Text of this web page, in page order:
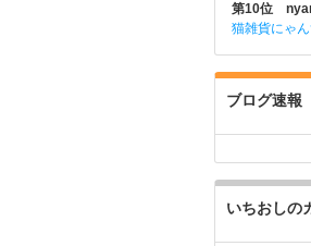
第10位
猫雑貨にゃ
ブログ速報
いちおしの